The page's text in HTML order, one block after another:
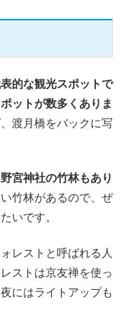
的な観光スポットで
ットが数多くありま
渡月橋をバックに写
宮神社の竹林もあり
竹林があるので、ぜ
いです。
レストと呼ばれる人
ストは京友禅を使っ
にはライトアップも